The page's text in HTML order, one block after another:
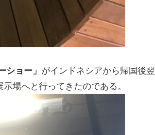
ショー」 がインドネシアから帰国後翌
場へと行ってきたのである。